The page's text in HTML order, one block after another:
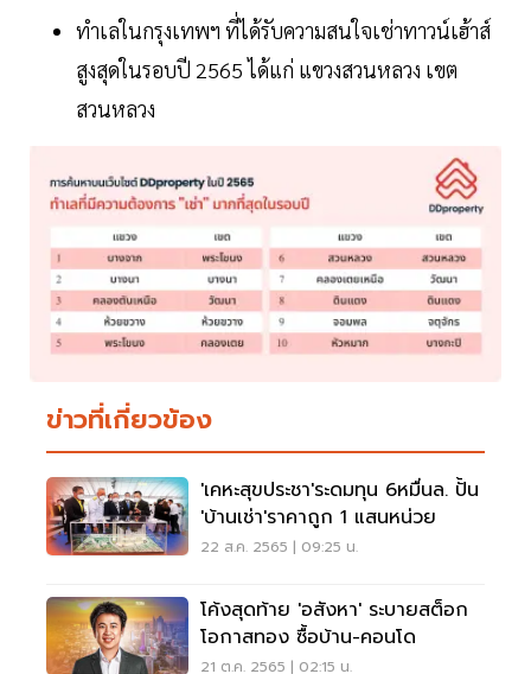
ทำเลในกรุงเทพฯ ที่ได้รับความสนใจเช่าทาวน์เฮ้าส์
สูงสุดในรอบปี 2565 ได้แก่ แขวงสวนหลวง เขต
สวนหลวง
ข่าวที่เกี่ยวข้อง
'เคหะสุขประชา'ระดมทุน 6หมื่นล. ปั้น
'บ้านเช่า'ราคาถูก 1 แสนหน่วย
22 ส.ค. 2565 | 09:25 น.
โค้งสุดท้าย 'อสังหา' ระบายสต็อก
โอกาสทอง ซื้อบ้าน-คอนโด
21 ต.ค. 2565 | 02:15 น.